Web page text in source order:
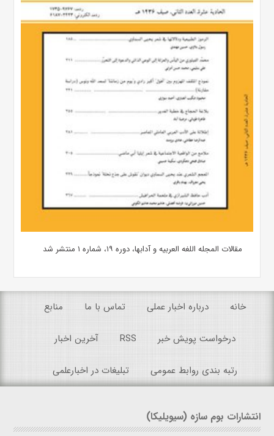
مقالات المجله اللغه العربیه و آدابها، دوره ۱۹، شماره ۱ منتشر شد
خانه درباره اخبار عملی تماس با ما منابع
درخواست پویش خبر RSS آخرین اخبار
رتبه بندی روابط عمومی تبلیغات در اخبارعلمی
انتشارات بوم سازه (سیویلیکا)